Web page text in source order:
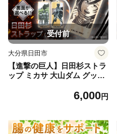
受付前
大分県日田市
【進撃の巨人】日田杉ストラ
ップ ミカサ 大山ダム グッズ
丸記屋 進撃の巨人 [ARGH00
6,000円